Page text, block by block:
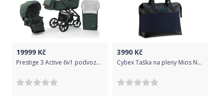
19999 Kč
Prestige 3 Active 6v1 podvozek grey/hnědá rukojeť + sada FERN (ZELENÁ - sed.část, hl.korba, taška, fusak, slunečník)
3990 Kč
Cybex Taška na pleny Mios Nautical Blue 2020